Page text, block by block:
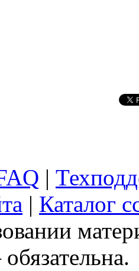
|
| Каталог